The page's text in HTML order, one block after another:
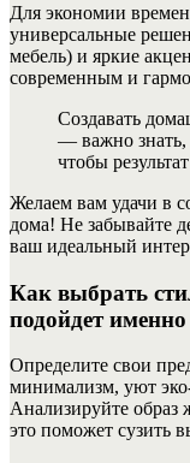
Для экономии
универсальные
мебель) и яркие
современным и
Создавать
— важно знать,
чтобы
Желаем вам удачи в
дома! Не забывайте
ваш идеальный
Как выбрать
подойдет
Определите свои
минимализм, уют
Анализируйте
это поможет сузить